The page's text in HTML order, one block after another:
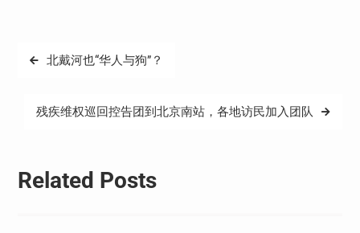
文
北戴河也“华人与狗”？
残疾维权巡回控告团到北京南站，各地访民加入团队
Related Posts